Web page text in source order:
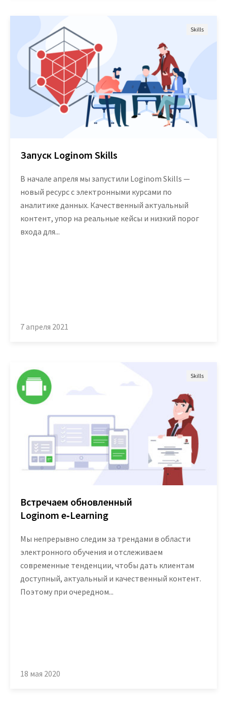
Skills
Запуск Loginom Skills
В начале апреля мы запустили Loginom Skills —
новый ресурс с электронными курсами по
аналитике данных. Качественный актуальный
контент, упор на реальные кейсы и низкий порог
входа для...
7 апреля 2021
Skills
Встречаем обновленный
Loginom e‑Learning
Мы непрерывно следим за трендами в области
электронного обучения и отслеживаем
современные тенденции, чтобы дать клиентам
доступный, актуальный и качественный контент.
Поэтому при очередном...
18 мая 2020